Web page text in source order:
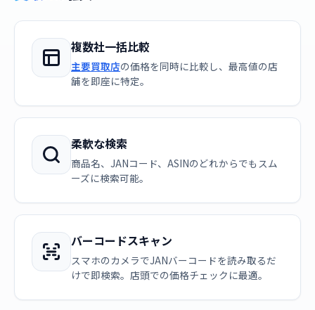
複数社一括比較
主要買取店の価格を同時に比較し、最高値の店
舗を即座に特定。
柔軟な検索
商品名、JANコード、ASINのどれからでもスム
ーズに検索可能。
バーコードスキャン
スマホのカメラでJANバーコードを読み取るだ
けで即検索。店頭での価格チェックに最適。